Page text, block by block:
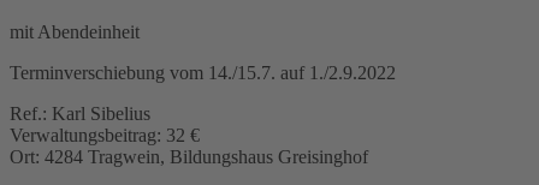
mit Abendeinheit
Terminverschiebung vom 14./15.7. auf 1./2.9.2022
Ref.: Karl Sibelius
Verwaltungsbeitrag: 32 €
Ort: 4284 Tragwein, Bildungshaus Greisinghof